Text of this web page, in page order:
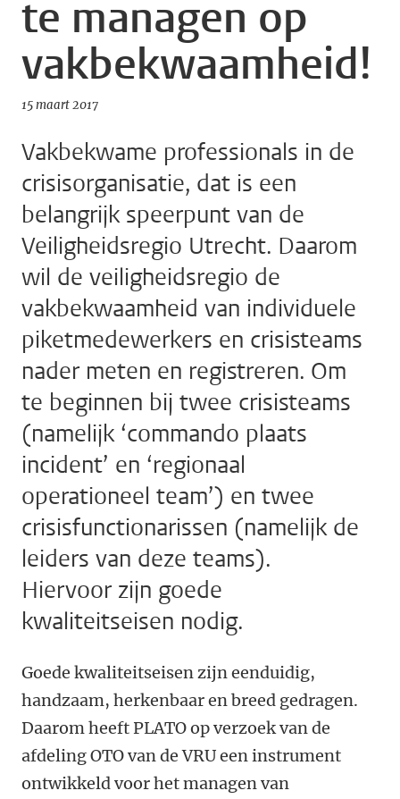
te managen op
vakbekwaamheid!
15 maart 2017
Vakbekwame professionals in de
crisisorganisatie, dat is een
belangrijk speerpunt van de
Veiligheidsregio Utrecht. Daarom
wil de veiligheidsregio de
vakbekwaamheid van individuele
piketmedewerkers en crisisteams
nader meten en registreren. Om
te beginnen bij twee crisisteams
(namelijk ‘commando plaats
incident’ en ‘regionaal
operationeel team’) en twee
crisisfunctionarissen (namelijk de
leiders van deze teams).
Hiervoor zijn goede
kwaliteitseisen nodig.
Goede kwaliteitseisen zijn eenduidig,
handzaam, herkenbaar en breed gedragen.
Daarom heeft PLATO op verzoek van de
afdeling OTO van de VRU een instrument
ontwikkeld voor het managen van